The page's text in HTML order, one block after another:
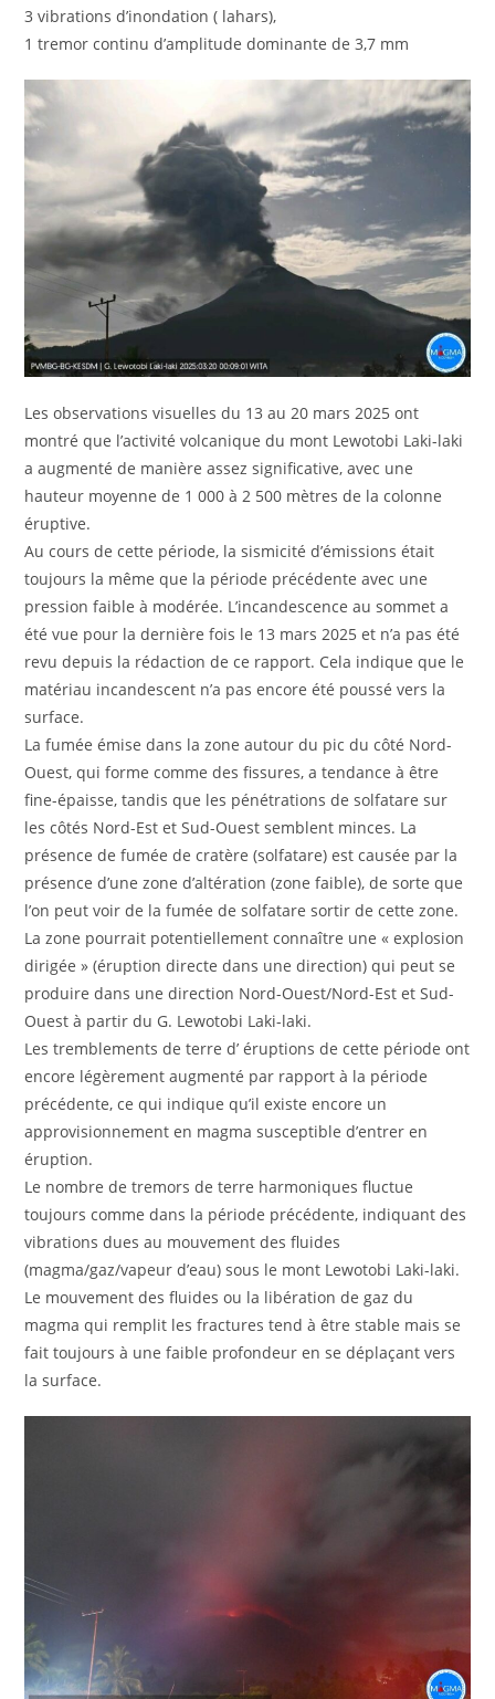
3 vibrations d’inondation ( lahars),
1 tremor continu d’amplitude dominante de 3,7 mm
Les observations visuelles du 13 au 20 mars 2025 ont
montré que l’activité volcanique du mont Lewotobi Laki-laki
a augmenté de manière assez significative, avec une
hauteur moyenne de 1 000 à 2 500 mètres de la colonne
éruptive.
Au cours de cette période, la sismicité d’émissions était
toujours la même que la période précédente avec une
pression faible à modérée. L’incandescence au sommet a
été vue pour la dernière fois le 13 mars 2025 et n’a pas été
revu depuis la rédaction de ce rapport. Cela indique que le
matériau incandescent n’a pas encore été poussé vers la
surface.
La fumée émise dans la zone autour du pic du côté Nord-
Ouest, qui forme comme des fissures, a tendance à être
fine-épaisse, tandis que les pénétrations de solfatare sur
les côtés Nord-Est et Sud-Ouest semblent minces. La
présence de fumée de cratère (solfatare) est causée par la
présence d’une zone d’altération (zone faible), de sorte que
l’on peut voir de la fumée de solfatare sortir de cette zone.
La zone pourrait potentiellement connaître une « explosion
dirigée » (éruption directe dans une direction) qui peut se
produire dans une direction Nord-Ouest/Nord-Est et Sud-
Ouest à partir du G. Lewotobi Laki-laki.
Les tremblements de terre d’ éruptions de cette période ont
encore légèrement augmenté par rapport à la période
précédente, ce qui indique qu’il existe encore un
approvisionnement en magma susceptible d’entrer en
éruption.
Le nombre de tremors de terre harmoniques fluctue
toujours comme dans la période précédente, indiquant des
vibrations dues au mouvement des fluides
(magma/gaz/vapeur d’eau) sous le mont Lewotobi Laki-laki.
Le mouvement des fluides ou la libération de gaz du
magma qui remplit les fractures tend à être stable mais se
fait toujours à une faible profondeur en se déplaçant vers
la surface.